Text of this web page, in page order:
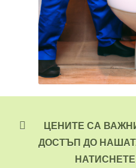
ЦЕНИТЕ СА
ДОСТЪП ДО